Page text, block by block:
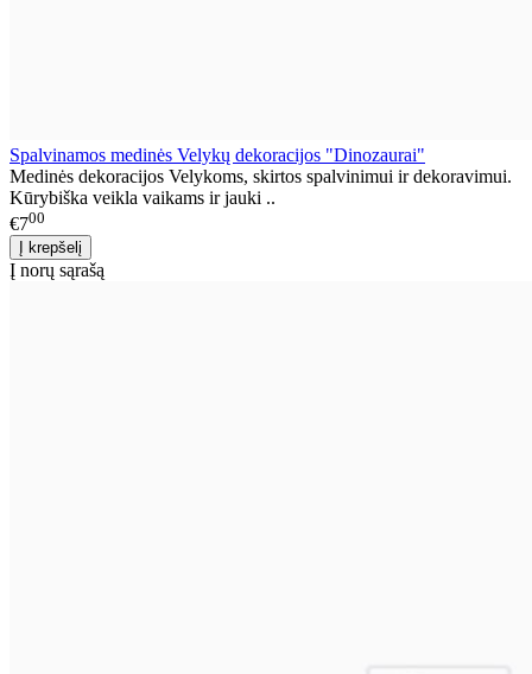
Spalvinamos medinės Velykų dekoracijos "Dinozaurai"
Medinės dekoracijos Velykoms, skirtos spalvinimui ir dekoravimui.
Kūrybiška veikla vaikams ir jauki ..
€700
Į norų sąrašą